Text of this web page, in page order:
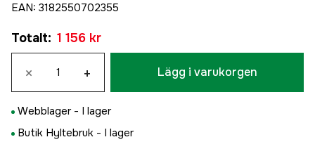
EAN: 3182550702355
Totalt: 1 156 kr
× + Lägg i varukorgen
Webblager - I lager
Butik Hyltebruk - I lager